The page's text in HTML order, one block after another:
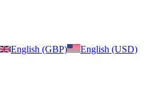
English (GBP)
English (USD)